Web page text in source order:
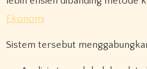
Ekonomi
Sistem tersebut